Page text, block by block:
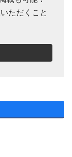
ただくこと